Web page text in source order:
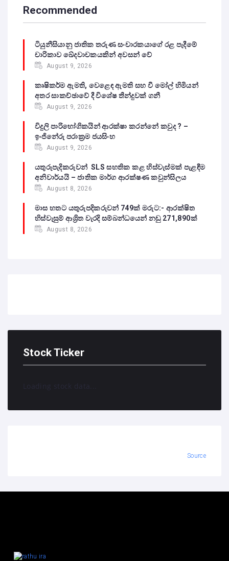
Recommended
ටියුනීසියානු ජාතික තරුණ සංචාරකයාගේ රළ පැදීමේ
චාරිකාව ඛේදවාචකයකින් අවසන් වේ‍
August 9, 2026
කෘෂිකර්ම ඇමති, වෙළෙඳ ඇමති සහ වී මෝල් හිමියන්
අතර සාකච්ඡාවේ දී විශේෂ තීන්දුවක් ගනී
August 9, 2026
විදුලි පාරිභෝගිකයින් ආරක්ෂා කරන්නේ කවුද ? –
ඉංජිනේරු පරාක්‍රම ජයසිංහ
August 9, 2026
යතුරුපැදිකරුවන් SLS සහතික කළ හිස්වැස්මක් පැළඳීම
අනිවාර්යයි – ජාතික මාර්ග ආරක්ෂණ කවුන්සිලය
August 8, 2026
මාස හතට යතුරුපදිකරුවන් 749ක් මරුට:- ආරක්ෂිත
හිස්වැසුම් ආශ්‍රිත වැරදි සම්බන්ධයෙන් නඩු 271,890ක්
August 8, 2026
Stock Ticker
Loading stock data...
Source